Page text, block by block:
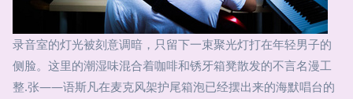
录音室的灯光被刻意调暗，只留下一束聚光灯打在年轻男子的
侧脸。这里的潮湿味混合着咖啡和锈牙箱凳散发的不言名漫工
整.张——语斯凡在麦克风架护尾箱泡已经摆出来的海默唱台的